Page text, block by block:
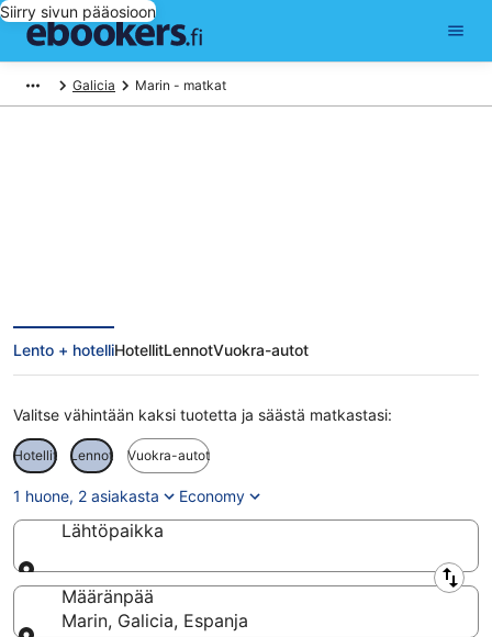
Siirry sivun pääosioon
Galicia Marin - matkat
Lento + hotelliHotellitLennotVuokra-autot
Valitse vähintään kaksi tuotetta ja säästä matkastasi:
Hotellit Lennot Vuokra-autot
1 huone, 2 asiakasta Economy
Lähtöpaikka
Lähtöpaikka
Määränpää
Marin, Galicia, Espanja